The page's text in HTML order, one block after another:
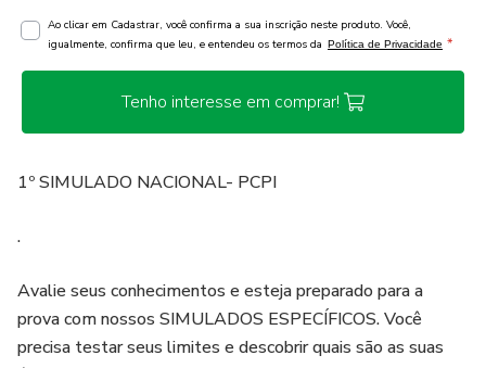
Ao clicar em Cadastrar, você confirma a sua inscrição neste produto. Você,
igualmente, confirma que leu, e entendeu os termos da Política de Privacidade *
Tenho interesse em comprar!
1º SIMULADO NACIONAL- PCPI
.
Avalie seus conhecimentos e esteja preparado para a
prova com nossos SIMULADOS ESPECÍFICOS. Você
precisa testar seus limites e descobrir quais são as suas